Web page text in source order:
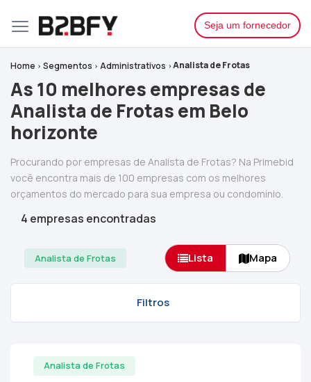
Seja um fornecedor
Home Segmentos Administrativos Analista de Frotas
As 10 melhores empresas de
Analista de Frotas em Belo
horizonte
Procurando por empresas de Analista de Frotas? Na Primebid
você encontra mais de 100 empresas com os melhores
orçamentos do mercado para sua empresa ou condomínio.
4 empresas encontradas
Analista de Frotas Lista Mapa
Filtros
Analista de Frotas